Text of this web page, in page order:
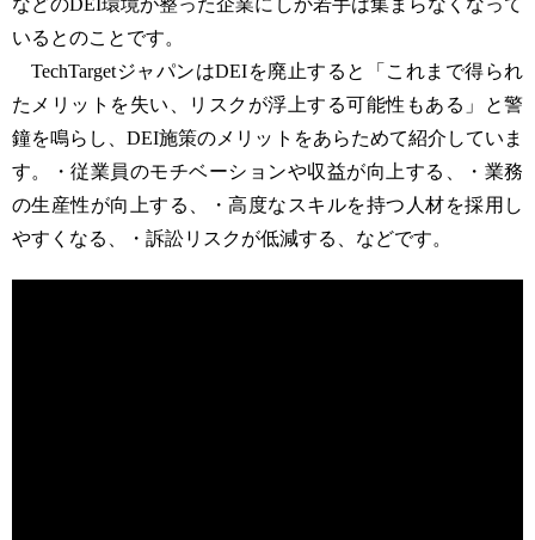
などのDEI環境が整った企業にしか若手は集まらなくなって
いるとのことです。
TechTargetジャパンはDEIを廃止すると「これまで得られ
たメリットを失い、リスクが浮上する可能性もある」と警
鐘を鳴らし、DEI施策のメリットをあらためて紹介していま
す。・従業員のモチベーションや収益が向上する、・業務
の生産性が向上する、・高度なスキルを持つ人材を採用し
やすくなる、・訴訟リスクが低減する、などです。